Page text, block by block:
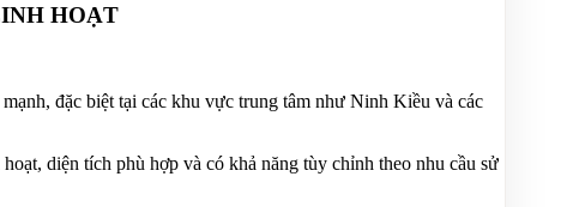
HOẠT
mạnh, đặc biệt tại các khu vực trung tâm như Ninh Kiều và các
diện tích phù hợp và có khả năng tùy chỉnh theo nhu cầu sử